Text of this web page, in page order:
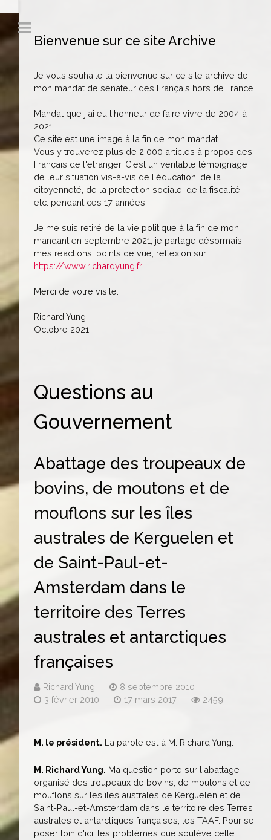
Bienvenue sur ce site Archive
Je vous souhaite la bienvenue sur ce site archive de
mon mandat de sénateur des Français hors de France.
Mandat que j'ai eu l'honneur de faire vivre de 2004 à
2021.
Ce site est une image à la fin de mon mandat.
Vous y trouverez plus de 2 000 articles à propos des
Français de l'étranger. C'est un véritable témoignage
de leur situation vis-à-vis de l'éducation, de la
citoyenneté, de la protection sociale, de la fiscalité,
etc. pendant ces 17 années.
Je me suis retiré de la vie politique à la fin de mon
mandant en septembre 2021, je partage désormais
mes réactions, points de vue, réflexion sur
https://www.richardyung.fr
Merci de votre visite.
Richard Yung
Octobre 2021
Questions au
Gouvernement
Abattage des troupeaux de
bovins, de moutons et de
mouflons sur les îles
australes de Kerguelen et
de Saint-Paul-et-
Amsterdam dans le
territoire des Terres
australes et antarctiques
françaises
Richard Yung
8 septembre 2010
3 février 2010
17 mars 2017 2459
M. le président. La parole est à M. Richard Yung.
M. Richard Yung. Ma question porte sur l'abattage
organisé des troupeaux de bovins, de moutons et de
mouflons sur les îles australes de Kerguelen et de
Saint-Paul-et-Amsterdam dans le territoire des Terres
australes et antarctiques françaises, les TAAF. Pour se
poser loin d'ici, les problèmes que soulève cette